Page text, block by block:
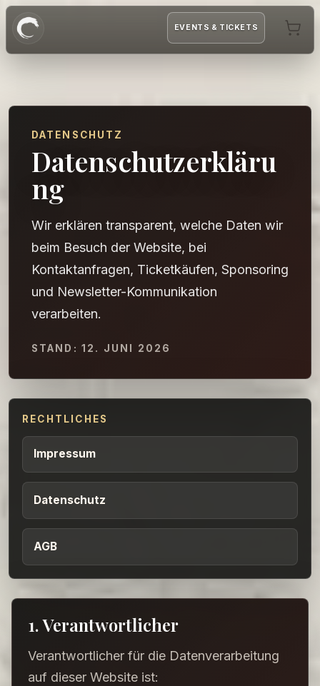
EVENTS & TICKETS
DATENSCHUTZ
Datenschutzerkläru
ng
Wir erklären transparent, welche Daten wir
beim Besuch der Website, bei
Kontaktanfragen, Ticketkäufen, Sponsoring
und Newsletter-Kommunikation
verarbeiten.
STAND: 12. JUNI 2026
RECHTLICHES
Impressum
Datenschutz
AGB
1. Verantwortlicher
Verantwortlicher für die Datenverarbeitung
auf dieser Website ist: